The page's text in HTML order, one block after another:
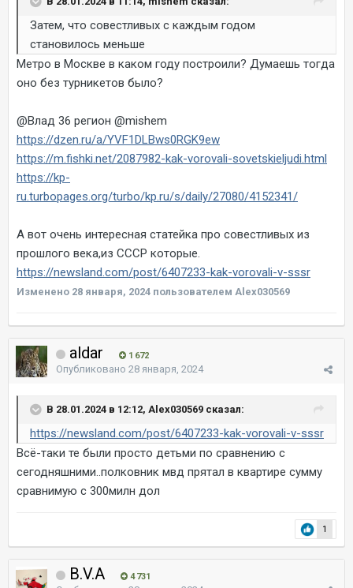
Затем, что совестливых с каждым годом
становилось меньше
Метро в Москве в каком году построили? Думаешь тогда
оно без турникетов было?
@Влад 36 регион @mishem
https://dzen.ru/a/YVF1DLBws0RGK9ew
https://m.fishki.net/2087982-kak-vorovali-sovetskieljudi.html
https://kp-
ru.turbopages.org/turbo/kp.ru/s/daily/27080/4152341/
А вот очень интересная статейка про совестливых из
прошлого века,из СССР которые.
https://newsland.com/post/6407233-kak-vorovali-v-sssr
Изменено 28 января, 2024 пользователем Alex030569
aldar 1 672
Опубликовано 28 января, 2024
В 28.01.2024 в 12:12, Alex030569 сказал:
https://newsland.com/post/6407233-kak-vorovali-v-sssr
Всё-таки те были просто детьми по сравнению с
сегодняшними..полковник мвд прятал в квартире сумму
сравнимую с 300милн дол
1
B.V.A 4 731